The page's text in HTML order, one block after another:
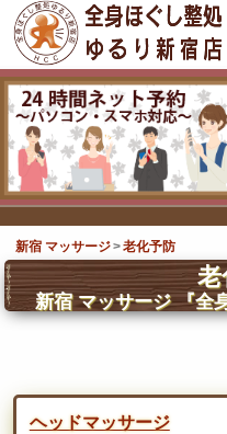
新宿 マッサージ
老化予防
老
新宿 マッサージ『全
ヘッドマッサージ